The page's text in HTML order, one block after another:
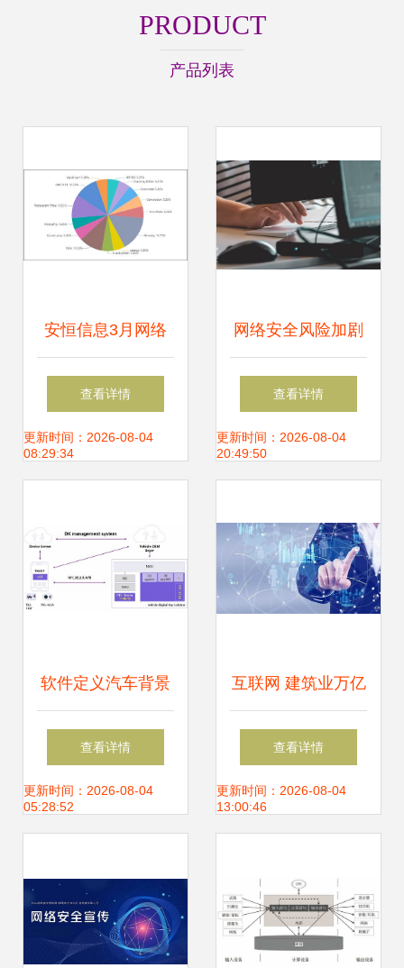
PRODUCT
产品列表
安恒信息3月网络
安全月报 针对乌克
兰APT攻击显著升
查看详情
更新时间：2026-08-04
08:29:34
网络安全风险加剧
软件信息服务及金
融业成Web应用攻
查看详情
更新时间：2026-08-04
20:49:50
软件定义汽车背景
下，紫光同芯 以安
全芯片可信架构赋
安全
查看详情
更新时间：2026-08-04
05:28:52
互联网 建筑业万亿
级市场如何通过信
息共享实现转型升
查看详情
更新时间：2026-08-04
13:00:46